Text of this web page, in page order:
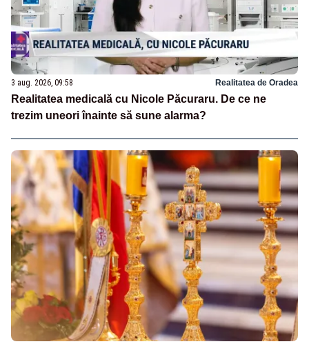
3 aug. 2026, 09:58 Realitatea de Oradea
Realitatea medicală cu Nicole Păcuraru. De ce ne
trezim uneori înainte să sune alarma?